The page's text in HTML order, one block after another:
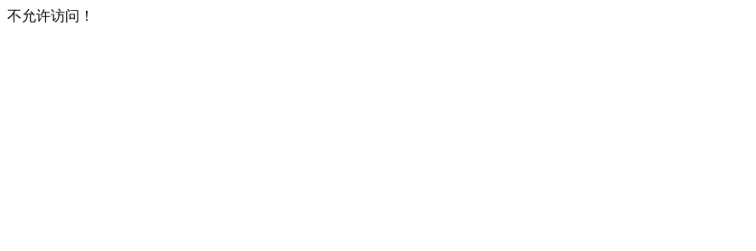
不允许访问！